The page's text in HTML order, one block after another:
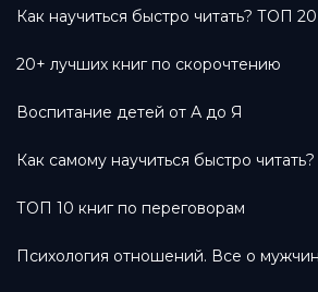
Как научиться быстро читать? ТОП
20+ лучших книг по скорочтению
Воспитание детей от А до Я
Как самому научиться быстро читать?
ТОП 10 книг по переговорам
Психология отношений. Все о